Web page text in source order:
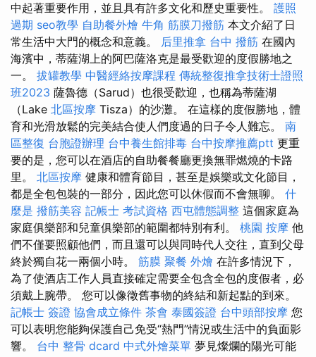
中起著重要作用，並且具有許多文化和歷史重要性。 護照
過期 seo教學 自助餐外燴 牛角 筋膜刀撥筋 本文介紹了日
常生活中大門的概念和意義。 后里推拿 台中 撥筋 在國內
海濱中，蒂薩湖上的阿巴薩洛克是最受歡迎的度假勝地之
一。 拔罐教學 中醫經絡按摩課程 傳統整復推拿技術士證照
班2023 薩魯德（Sarud）也很受歡迎，也稱為蒂薩湖
（Lake 北區按摩 Tisza）的沙灘。 在這樣的度假勝地，體
育和光滑放鬆的完美結合使人們度過的日子令人難忘。 南
區整復 台胞證辦理 台中養生館排毒 台中按摩推薦ptt 更重
要的是，您可以在酒店的自助餐餐廳更換無罪燃燒的卡路
里。 北區按摩 健康和體育節目，甚至是娛樂或文化節目，
都是全包包裝的一部分，因此您可以休假而不會無聊。 什
麼是 撥筋美容 記帳士 考試資格 西屯體態調整 這個家庭為
家庭俱樂部和兒童俱樂部的範圍都特別有利。 桃園 按摩 他
們不僅要照顧他們，而且還可以與同時代人交往，直到父母
終於獨自花一兩個小時。 筋膜 聚餐 外燴 在許多情況下，
為了使酒店工作人員直接確定需要全包含全包的度假者，必
須戴上腕帶。 您可以像徵舊事物的終結和新起點的到來。
記帳士 簽證 協會成立條件 茶會 泰國簽證 台中頭部按摩 您
可以表明您能夠保護自己免受“熱門”情況或生活中的負面影
響。 台中 整骨 dcard 中式外燴菜單 夢見燦爛的陽光可能